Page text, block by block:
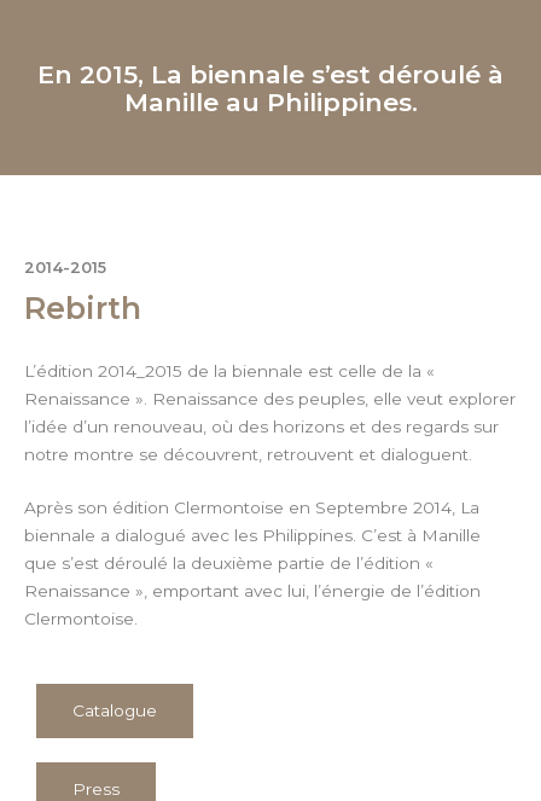
En 2015, La biennale s’est déroulé à
Manille au Philippines.
2014-2015
Rebirth
L’édition 2014_2015 de la biennale est celle de la «
Renaissance ». Renaissance des peuples, elle veut explorer
l’idée d’un renouveau, où des horizons et des regards sur
notre montre se découvrent, retrouvent et dialoguent.
Après son édition Clermontoise en Septembre 2014, La
biennale a dialogué avec les Philippines. C’est à Manille
que s’est déroulé la deuxième partie de l’édition «
Renaissance », emportant avec lui, l’énergie de l’édition
Clermontoise.
Catalogue
Press